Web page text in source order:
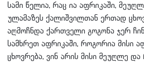
სამი წელია, რაც ია აფრიკაში,
ულამაზეს ქალიშვილთან ერთად
აღმოჩნდა ქართველი გოგონა ჯერ
სამხრეთ აფრიკაში, როგორია მისი
ცხოვრება, ვინ არის მისი მეუღლე